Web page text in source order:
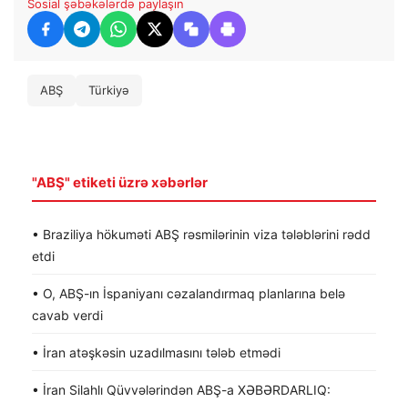
Sosial şəbəkələrdə paylaşın
ABŞ Türkiyə
"ABŞ" etiketi üzrə xəbərlər
• Braziliya hökuməti ABŞ rəsmilərinin viza tələblərini rədd
etdi
• O, ABŞ-ın İspaniyanı cəzalandırmaq planlarına belə
cavab verdi
• İran atəşkəsin uzadılmasını tələb etmədi
• İran Silahlı Qüvvələrindən ABŞ-a XƏBƏRDARLIQ: